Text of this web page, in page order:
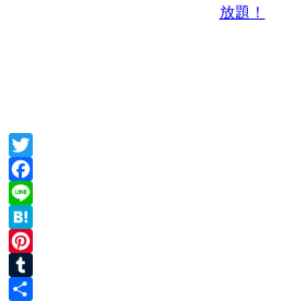
放題！
Twitter
Facebook
Line
Hatena
Pinterest
Tumblr